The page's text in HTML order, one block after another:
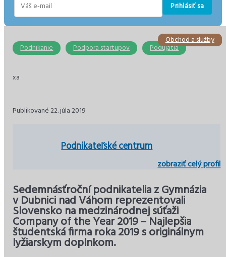
Prihlásiť sa
Podnikanie Podpora startupov Podujatia
xa
Publikované 22. júla 2019
Podnikateľské centrum
zobraziť celý profil
Sedemnásťroční podnikatelia z Gymnázia
v Dubnici nad Váhom reprezentovali
Slovensko na medzinárodnej súťaži
Company of the Year 2019 – Najlepšia
študentská firma roka 2019 s originálnym
lyžiarskym doplnkom.
Ekonomika
Ekonomika
Dane
Podnikanie
Stavebníctvo
Obchod a služby